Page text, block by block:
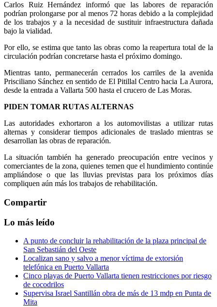
Carlos Ruiz Hernández informó que las labores de reparación
podrían prolongarse por al menos 72 horas debido a la complejidad
de los trabajos y a la necesidad de sustituir infraestructura dañada
bajo la vialidad.
Por ello, se estima que tanto las obras como la reapertura total de la
circulación podrían concretarse hasta el próximo domingo.
Mientras tanto, permanecerán cerrados los carriles de la avenida
Prisciliano Sánchez en sentido de El Pitillal Centro hacia La Aurora,
desde la entrada a Vallarta 500 hasta el crucero de Las Moras.
PIDEN TOMAR RUTAS ALTERNAS
Las autoridades exhortaron a los automovilistas a utilizar rutas
alternas y considerar tiempos adicionales de traslado mientras se
desarrollan las obras de reparación.
La situación también ha generado preocupación entre vecinos y
comerciantes de la zona, quienes temen que el hundimiento continúe
ampliándose o que las lluvias previstas para los próximos días
compliquen aún más los trabajos de rehabilitación.
Compartir
Lo más leído
A punto de concluir la rehabilitación de la plaza principal de
San Sebastián del Oeste
Localizan sano y salvo a menor víctima de extorsión
telefónica en Puerto Vallarta
Cinco playas de Puerto Vallarta tienen restricciones por riesgo
de cocodrilos
Supervisa Israel Santillán obra de más de 13 mdp en Punta de
Mita